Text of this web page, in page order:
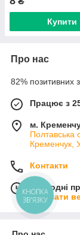
Купити
Про нас
82% позитивних з
Працює з
м.
Полтавська
Кременчук,
Контакти
Сьогодні
Показати
КНОПКА
ЗВ'ЯЗКУ